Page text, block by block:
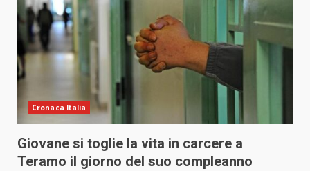
Cronaca Italia
Giovane si toglie la vita in carcere a
Teramo il giorno del suo compleanno